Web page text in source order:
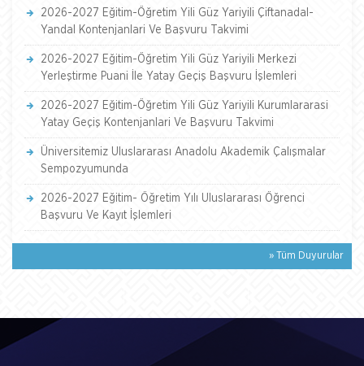
2026-2027 Eğitim-Öğretim Yili Güz Yariyili Çiftanadal-
Yandal Kontenjanlari Ve Başvuru Takvimi
2026-2027 Eğitim-Öğretim Yili Güz Yariyili Merkezi
Yerleştirme Puani İle Yatay Geçiş Başvuru İşlemleri
2026-2027 Eğitim-Öğretim Yili Güz Yariyili Kurumlararasi
Yatay Geçiş Kontenjanlari Ve Başvuru Takvimi
Üniversitemiz Uluslararası Anadolu Akademik Çalışmalar
Sempozyumunda
2026-2027 Eğitim- Öğretim Yılı Uluslararası Öğrenci
Başvuru Ve Kayıt İşlemleri
» Tüm Duyurular